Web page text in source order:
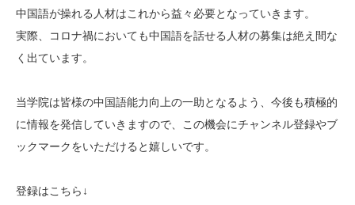
中国語が操れる人材はこれから益々必要となっていきます。
実際、コロナ禍においても中国語を話せる人材の募集は絶え間な
く出ています。
当学院は皆様の中国語能力向上の一助となるよう、今後も積極的
に情報を発信していきますので、この機会にチャンネル登録やブ
ックマークをいただけると嬉しいです。
登録はこちら↓